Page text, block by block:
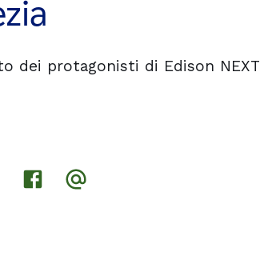
dei protagonisti di Edison NEXT
dei protagonisti di Edison NEXT
dei protagonisti di Edison NEXT